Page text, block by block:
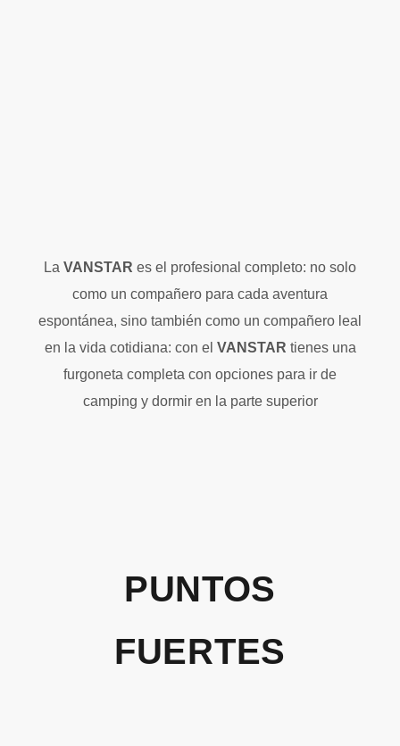
La VANSTAR es el profesional completo: no solo
como un compañero para cada aventura
espontánea, sino también como un compañero leal
en la vida cotidiana: con el VANSTAR tienes una
furgoneta completa con opciones para ir de
camping y dormir en la parte superior
PUNTOS
FUERTES